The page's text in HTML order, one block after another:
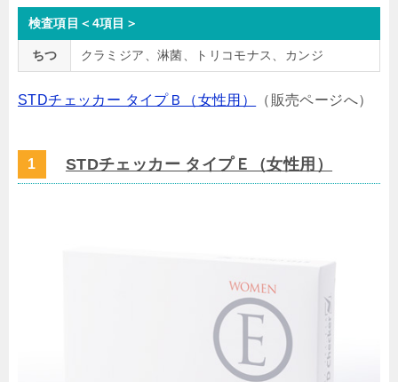
検査項目＜4項目＞
ちつ クラミジア、淋菌、トリコモナス、カンジ
STDチェッカー タイプＢ（女性用） （販売ページへ）
STDチェッカー タイプＥ（女性用）